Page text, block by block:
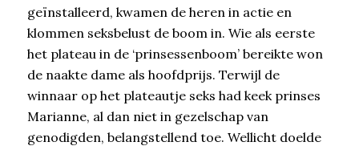
geïnstalleerd, kwamen de heren in actie en
klommen seksbelust de boom in. Wie als eerste
het plateau in de ‘prinsessenboom’ bereikte won
de naakte dame als hoofdprijs. Terwijl de
winnaar op het plateautje seks had keek prinses
Marianne, al dan niet in gezelschap van
genodigden, belangstellend toe. Wellicht doelde